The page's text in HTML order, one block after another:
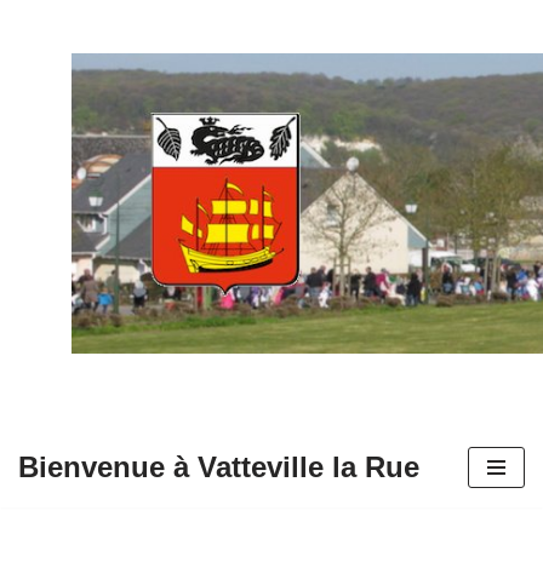
contenu
Bienvenue à Vatteville la Rue